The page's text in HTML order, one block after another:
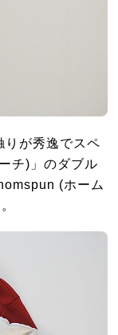
りが秀逸でスペ
チ)」のダブル
(ホーム